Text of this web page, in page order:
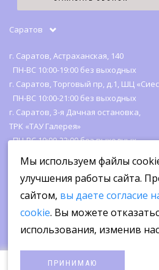
Саратов
г. Саратов, Астраханская, 140
ПН-ВС 10:00-19:00 без выходных
г. Саратов, Торговый пр, д.1, ШЦ
ПН-ВС 10:00-21:00 без выходных
г. Саратов, 3-я Дачная остановка,
ТРК «ТАУ Галерея»
ПН-ВС 10:00-22:00 без выходных
Мы используем файлы
улучшения работы сайта.
сайтом, вы даете согласие
cookie. Вы можете
использования, изменив
ПРИНИМАЮ